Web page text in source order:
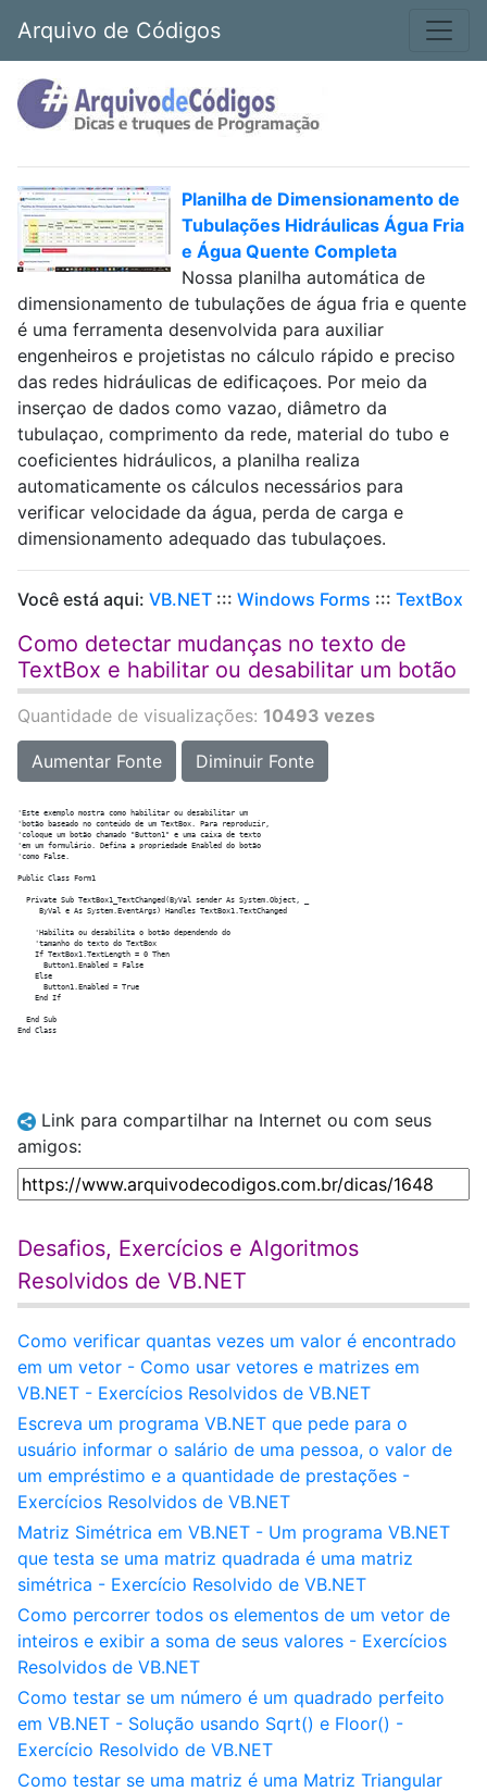
Arquivo de Códigos
Planilha de Dimensionamento de
Tubulações Hidráulicas Água Fria
e Água Quente Completa
Nossa planilha automática de
dimensionamento de tubulações de água fria e quente
é uma ferramenta desenvolvida para auxiliar
engenheiros e projetistas no cálculo rápido e preciso
das redes hidráulicas de edificaçoes. Por meio da
inserçao de dados como vazao, diâmetro da
tubulaçao, comprimento da rede, material do tubo e
coeficientes hidráulicos, a planilha realiza
automaticamente os cálculos necessários para
verificar velocidade da água, perda de carga e
dimensionamento adequado das tubulaçoes.
Você está aqui: VB.NET ::: Windows Forms ::: TextBox
Como detectar mudanças no texto de
TextBox e habilitar ou desabilitar um botão
Quantidade de visualizações: 10493 vezes
Aumentar Fonte Diminuir Fonte
'Este exemplo mostra como habilitar ou desabilitar um
'botão baseado no conteúdo de um TextBox. Para reproduzir,
'coloque um botão chamado "Button1" e uma caixa de texto
'em um formulário. Defina a propriedade Enabled do botão
'como False.
Public Class Form1
  Private Sub TextBox1_TextChanged(ByVal sender As System.Object, _
     ByVal e As System.EventArgs) Handles TextBox1.TextChanged
    'Habilita ou desabilita o botão dependendo do
    'tamanho do texto do TextBox
    If TextBox1.TextLength = 0 Then
      Button1.Enabled = False
    Else
      Button1.Enabled = True
    End If
  End Sub
Link para compartilhar na Internet ou com seus
amigos:
Desafios, Exercícios e Algoritmos
Resolvidos de VB.NET
Como verificar quantas vezes um valor é encontrado
em um vetor - Como usar vetores e matrizes em
VB.NET - Exercícios Resolvidos de VB.NET
Escreva um programa VB.NET que pede para o
usuário informar o salário de uma pessoa, o valor de
um empréstimo e a quantidade de prestações -
Exercícios Resolvidos de VB.NET
Matriz Simétrica em VB.NET - Um programa VB.NET
que testa se uma matriz quadrada é uma matriz
simétrica - Exercício Resolvido de VB.NET
Como percorrer todos os elementos de um vetor de
inteiros e exibir a soma de seus valores - Exercícios
Resolvidos de VB.NET
Como testar se um número é um quadrado perfeito
em VB.NET - Solução usando Sqrt() e Floor() -
Exercício Resolvido de VB.NET
Como testar se uma matriz é uma Matriz Triangular